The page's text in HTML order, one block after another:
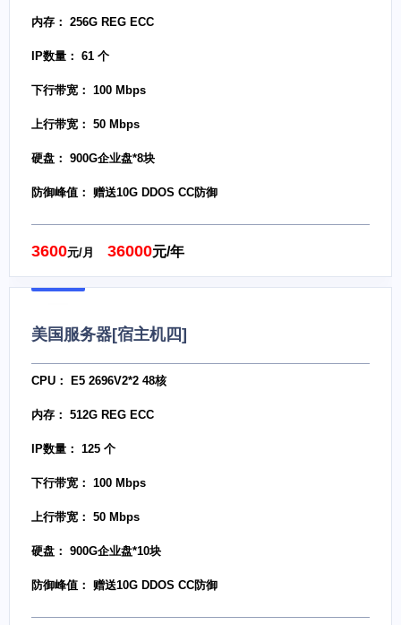
内存： 256G REG ECC
IP数量： 61 个
下行带宽： 100 Mbps
上行带宽： 50 Mbps
硬盘： 900G企业盘*8块
防御峰值： 赠送10G DDOS CC防御
3600元/月 36000元/年
美国服务器[宿主机四]
CPU： E5 2696V2*2 48核
内存： 512G REG ECC
IP数量： 125 个
下行带宽： 100 Mbps
上行带宽： 50 Mbps
硬盘： 900G企业盘*10块
防御峰值： 赠送10G DDOS CC防御